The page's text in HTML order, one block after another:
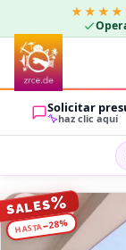
Solicitar
haz clic aquí
HUÉSPEDES
SALES%
HASTA−28%